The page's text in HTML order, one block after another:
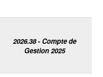
2026.38 - Compte de
Gestion 2025